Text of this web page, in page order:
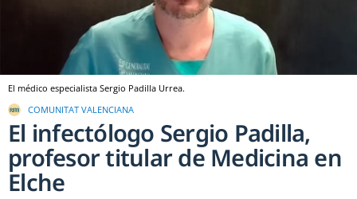
El médico especialista Sergio Padilla Urrea.
COMUNITAT VALENCIANA
El infectólogo Sergio Padilla,
profesor titular de Medicina en
Elche